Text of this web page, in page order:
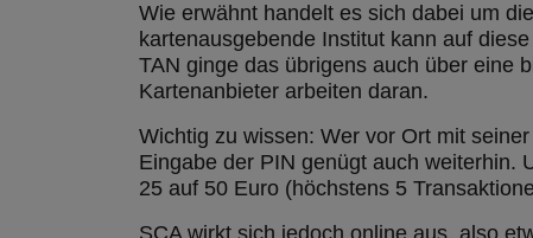
Wie erwähnt handelt es sich dabei um
kartenausgebende Institut kann auf
TAN ginge das übrigens auch über eine
Kartenanbieter arbeiten daran.
Wichtig zu wissen: Wer vor Ort mit
Eingabe der PIN genügt auch weiterhin.
25 auf 50 Euro (höchstens 5
SCA wirkt sich jedoch online aus, also